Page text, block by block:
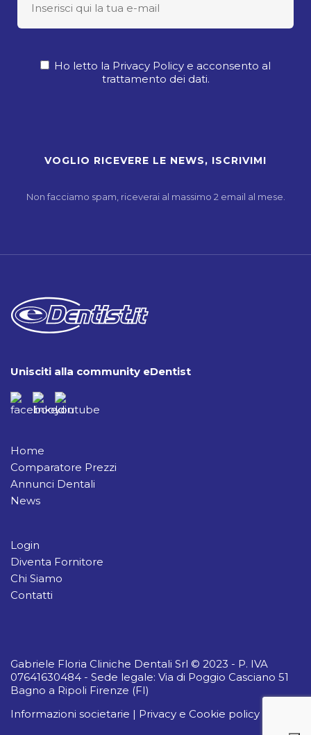
Ho letto la Privacy Policy e acconsento al
trattamento dei dati.
Non facciamo spam, riceverai al massimo 2 email al mese.
Unisciti alla community eDentist
Home
Comparatore Prezzi
Annunci Dentali
News
Login
Diventa Fornitore
Chi Siamo
Contatti
Gabriele Floria Cliniche Dentali Srl © 2023 - P. IVA
07641630484 - Sede legale: Via di Poggio Casciano 51
Bagno a Ripoli Firenze (FI)
Informazioni societarie | Privacy e Cookie policy